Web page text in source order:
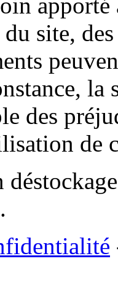
site,
la
des
de